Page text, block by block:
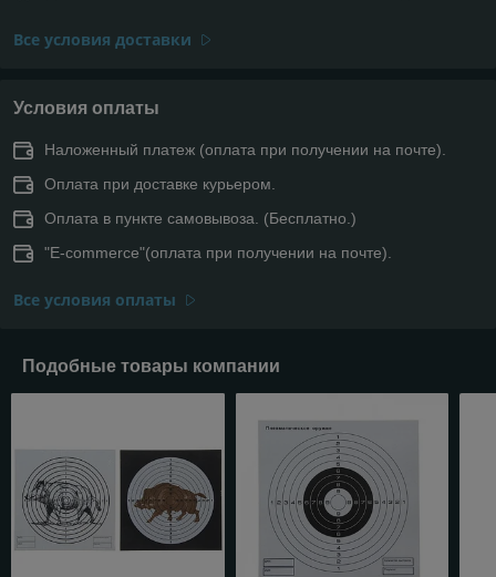
Все условия доставки
Условия оплаты
Наложенный платеж (оплата при получении на почте).
Оплата при доставке курьером.
Оплата в пункте самовывоза. (Бесплатно.)
"E-commerce"(оплата при получении на почте).
Все условия оплаты
Подобные товары компании